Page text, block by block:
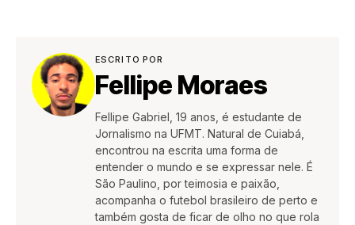
ESCRITO POR
Fellipe Moraes
Fellipe Gabriel, 19 anos, é estudante de
Jornalismo na UFMT. Natural de Cuiabá,
encontrou na escrita uma forma de
entender o mundo e se expressar nele. É
São Paulino, por teimosia e paixão,
acompanha o futebol brasileiro de perto e
também gosta de ficar de olho no que rola